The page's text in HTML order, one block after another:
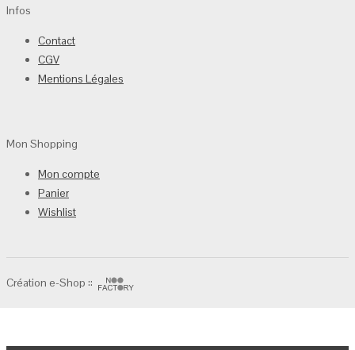
Infos
Contact
CGV
Mentions Légales
Mon Shopping
Mon compte
Panier
Wishlist
Création e-Shop ::